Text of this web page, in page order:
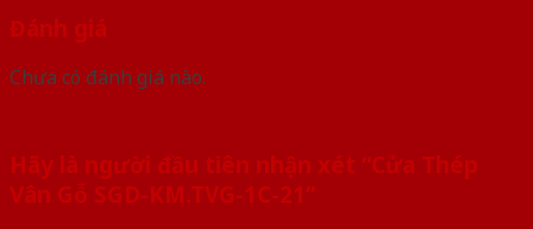
Đánh giá
Chưa có đánh giá nào.
Hãy là người đầu tiên nhận xét “Cửa Thép
Vân Gỗ SGD-KM.TVG-1C-21”